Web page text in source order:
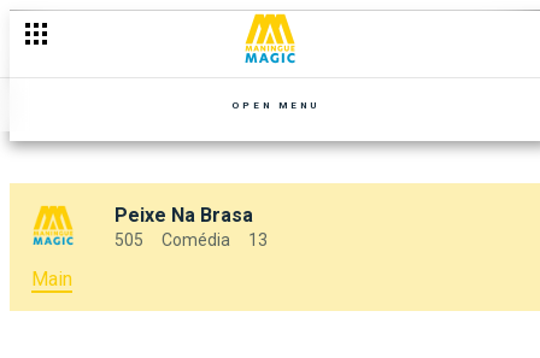
OPEN MENU
Peixe Na Brasa
505 Comédia 13
Main